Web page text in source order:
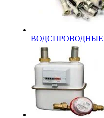
ВОДОПРОВОДНЫЕ